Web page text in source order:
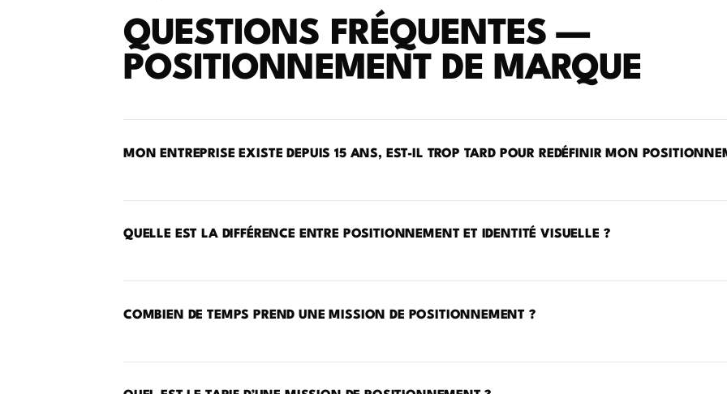
QUESTIONS FRÉQUENTES —
POSITIONNEMENT DE MARQUE
MON ENTREPRISE EXISTE DEPUIS 15 ANS, EST-IL TROP TARD POUR REDÉFINIR MON
QUELLE EST LA DIFFÉRENCE ENTRE POSITIONNEMENT ET IDENTITÉ VISUELLE ?
COMBIEN DE TEMPS PREND UNE MISSION DE POSITIONNEMENT ?